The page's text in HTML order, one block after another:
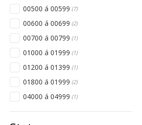
00500 á 00599 (7)
00600 á 00699 (2)
00700 á 00799 (1)
01000 á 01999 (1)
01200 á 01399 (1)
01800 á 01999 (2)
04000 á 04999 (1)